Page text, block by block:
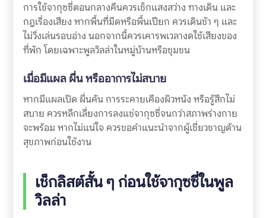
การใช้จากุซซี่ตอนกลางคืนควรเช็กแสงสว่าง ทางเดิน และ
กฎเรื่องเสียง หากพื้นที่มืดหรือพื้นเปียก ควรเดินช้า ๆ และ
ไม่วิ่งเล่นรอบอ่าง นอกจากนี้ควรเคารพเวลางดใช้เสียงของ
ที่พัก โดยเฉพาะพูลวิลล่าในหมู่บ้านหรือชุมชน
เมื่อมีแผล ผื่น หรืออาการไม่สบาย
หากมีแผลเปิด ผื่นคัน การระคายเคืองผิวหนัง หรือรู้สึกไม่
สบาย ควรหลีกเลี่ยงการลงแช่จากุซซี่จนกว่าสภาพร่างกาย
จะพร้อม หากไม่แน่ใจ ควรขอคำแนะนำจากผู้เชี่ยวชาญด้าน
สุขภาพก่อนใช้งาน
เช็กลิสต์สั้น ๆ ก่อนใช้จากุซซี่ในพูล
วิลล่า